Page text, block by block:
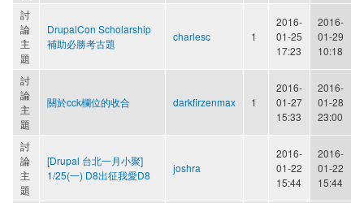
討
論
主
題
DrupalCon Scholarship
補助必勝考古題
charlesc 1
2016-
01-25
17:23
2016-
01-29
10:18
討
論
主
題
關於cck欄位的收合 darkfirzenmax 1
2016-
01-27
15:33
2016-
01-28
23:00
討
論
主
題
[Drupal 台北一月小聚]
1/25(一) D8出征我愛D8
joshra
2016-
01-22
15:44
2016-
01-22
15:44